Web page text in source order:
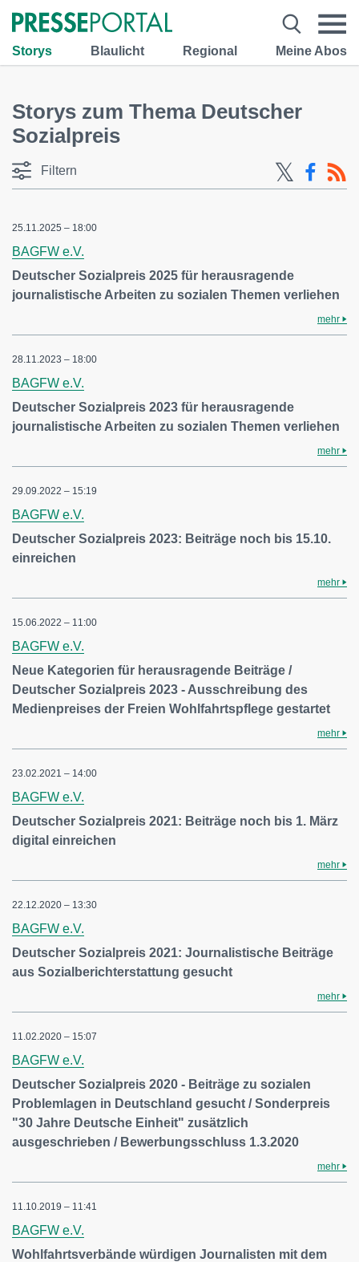
Storys Blaulicht Regional Meine Abos
Storys zum Thema Deutscher
Sozialpreis
Filtern
25.11.2025 – 18:00
BAGFW e.V.
Deutscher Sozialpreis 2025 für herausragende
journalistische Arbeiten zu sozialen Themen verliehen
mehr
28.11.2023 – 18:00
BAGFW e.V.
Deutscher Sozialpreis 2023 für herausragende
journalistische Arbeiten zu sozialen Themen verliehen
mehr
29.09.2022 – 15:19
BAGFW e.V.
Deutscher Sozialpreis 2023: Beiträge noch bis 15.10.
einreichen
mehr
15.06.2022 – 11:00
BAGFW e.V.
Neue Kategorien für herausragende Beiträge /
Deutscher Sozialpreis 2023 - Ausschreibung des
Medienpreises der Freien Wohlfahrtspflege gestartet
mehr
23.02.2021 – 14:00
BAGFW e.V.
Deutscher Sozialpreis 2021: Beiträge noch bis 1. März
digital einreichen
mehr
22.12.2020 – 13:30
BAGFW e.V.
Deutscher Sozialpreis 2021: Journalistische Beiträge
aus Sozialberichterstattung gesucht
mehr
11.02.2020 – 15:07
BAGFW e.V.
Deutscher Sozialpreis 2020 - Beiträge zu sozialen
Problemlagen in Deutschland gesucht / Sonderpreis
"30 Jahre Deutsche Einheit" zusätzlich
ausgeschrieben / Bewerbungsschluss 1.3.2020
mehr
11.10.2019 – 11:41
BAGFW e.V.
Wohlfahrtsverbände würdigen Journalisten mit dem